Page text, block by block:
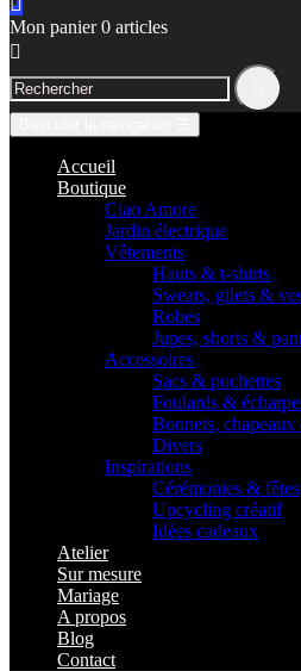
Mon panier 0 articles

Accueil
Boutique
Ciao Amore
Jardin électrique
Vêtements
Hauts & t-shirts
Sweats, gilets &
Robes
Jupes, shorts &
Accessoires
Sacs & pochettes
Foulards &
Bonnets,
Divers
Inspirations
Cérémonies & fêtes
Upcycling créatif
Idées cadeaux
Atelier
Sur mesure
Mariage
A propos
Blog
Contact